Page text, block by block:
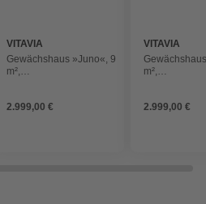
VITAVIA
Gewächshaus »Juno«, 9
m²,
2.999,00 €
VITAVIA
m²,
2.999,00 €